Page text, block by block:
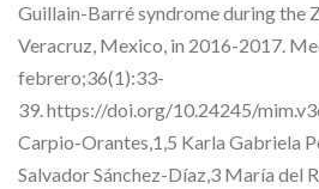
Guillain-Barré syndrome during the
Veracruz, Mexico, in 2016-2017.
febrero;36(1):33-
39. https://doi.org/10.24245/
Carpio-Orantes,1,5 Karla Gabriela
Salvador Sánchez-Díaz,3 María del